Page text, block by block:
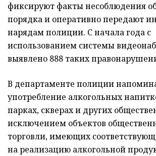
фиксируют факты несоблюдения
порядка и оперативно передают
нарядам полиции. С начала года с
использованием системы
выявлено 888 таких
В департаменте полиции
употребление алкогольных
парках, скверах и других
исключением объектов
торговли, имеющих
на реализацию алкогольной